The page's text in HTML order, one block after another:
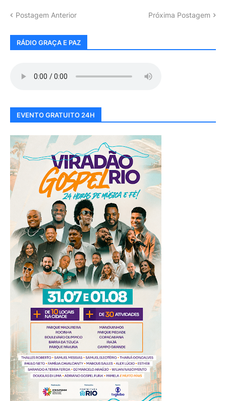
Postagem Anterior Próxima Postagem
RÁDIO GRAÇA E PAZ
EVENTO GRATUITO 24H